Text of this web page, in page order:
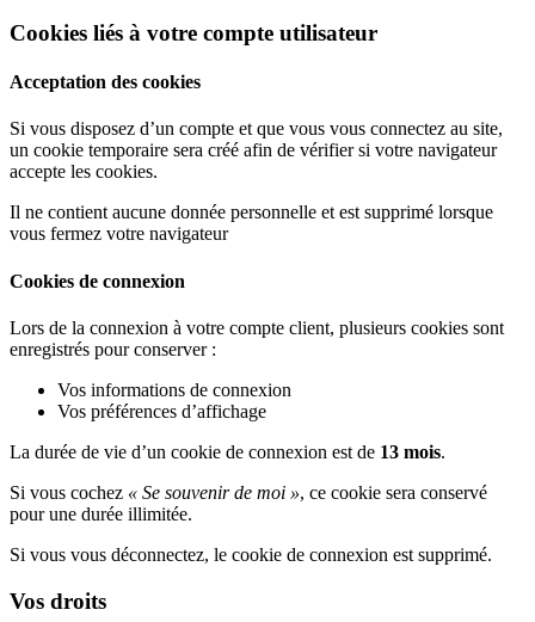
Cookies liés à votre compte utilisateur
Acceptation des cookies
Si vous disposez d’un compte et que vous vous connectez au site,
un cookie temporaire sera créé afin de vérifier si votre navigateur
accepte les cookies.
Il ne contient aucune donnée personnelle et est supprimé lorsque
vous fermez votre navigateur
Cookies de connexion
Lors de la connexion à votre compte client, plusieurs cookies sont
enregistrés pour conserver :
Vos informations de connexion
Vos préférences d’affichage
La durée de vie d’un cookie de connexion est de 13 mois.
Si vous cochez « Se souvenir de moi », ce cookie sera conservé
pour une durée illimitée.
Si vous vous déconnectez, le cookie de connexion est supprimé.
Vos droits